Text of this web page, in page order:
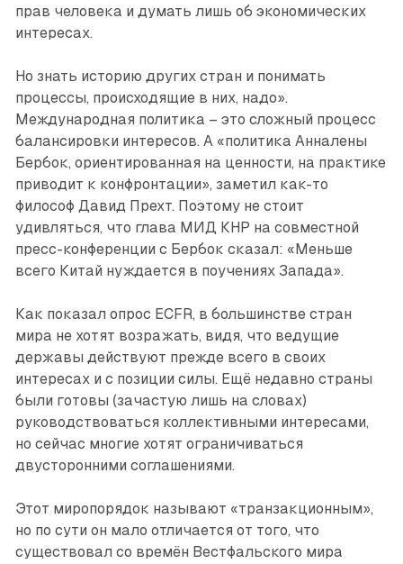
прав человека и думать лишь об экономических
интересах.
Но знать историю других стран и понимать
процессы, происходящие в них, надо».
Международная политика – это сложный процесс
балансировки интересов. А «политика Анналены
Бербок, ориентированная на ценности, на практике
приводит к конфронтации», заметил как-то
философ Давид Прехт. Поэтому не стоит
удивляться, что глава МИД КНР на совместной
пресс-конференции с Бербок сказал: «Меньше
всего Китай нуждается в поучениях Запада».
Как показал опрос ECFR, в большинстве стран
мира не хотят возражать, видя, что ведущие
державы действуют прежде всего в своих
интересах и с позиции силы. Ещё недавно страны
были готовы (зачастую лишь на словах)
руководствоваться коллективными интересами,
но сейчас многие хотят ограничиваться
двусторонними соглашениями.
Этот миропорядок называют «транзакционным»,
но по сути он мало отличается от того, что
существовал со времён Вестфальского мира